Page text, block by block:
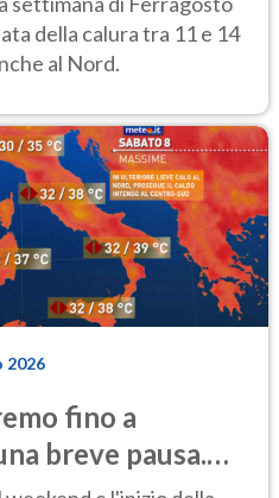
della calura tra 11 e 14
al Nord.
2026
fino a
breve pausa.